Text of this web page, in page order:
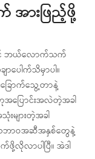
အားဖြည့်ဖို့
ရင် ဘယ်လောက်သက်
ေါက်သိမှာပါ။
ခြောက်သွေ့တာနဲ့
ပြောင်းအလဲတဲ့အခါ
များတဲ့အခါ
သဘာဝအဆီအနှစ်တွေနဲ့
လိုလာပါပြီ။ အဲဒါ